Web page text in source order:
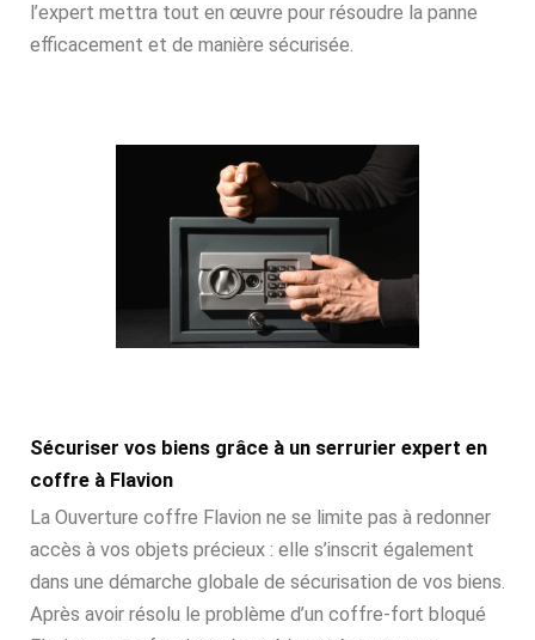
l’expert mettra tout en œuvre pour résoudre la panne
efficacement et de manière sécurisée.
Sécuriser vos biens grâce à un serrurier expert en
coffre à Flavion
La Ouverture coffre Flavion ne se limite pas à redonner
accès à vos objets précieux : elle s’inscrit également
dans une démarche globale de sécurisation de vos biens.
Après avoir résolu le problème d’un coffre-fort bloqué